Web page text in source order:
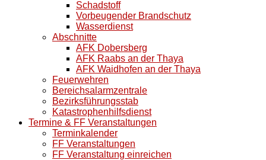
Schadstoff
Vorbeugender Brandschutz
Wasserdienst
Abschnitte
AFK Dobersberg
AFK Raabs an der Thaya
AFK Waidhofen an der Thaya
Feuerwehren
Bereichsalarmzentrale
Bezirksführungsstab
Katastrophenhilfsdienst
Termine & FF Veranstaltungen
Terminkalender
FF Veranstaltungen
FF Veranstaltung einreichen